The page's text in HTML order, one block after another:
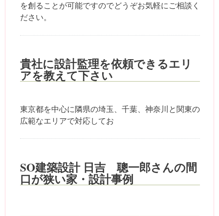
を創ることが可能ですのでどうぞお気軽にご相談く
ださい。
貴社に設計監理を依頼できるエリ
アを教えて下さい
東京都を中心に隣県の埼玉、千葉、神奈川と関東の
広範なエリアで対応してお
SO建築設計 日吉 聰一郎さんの間
口が狭い家・設計事例